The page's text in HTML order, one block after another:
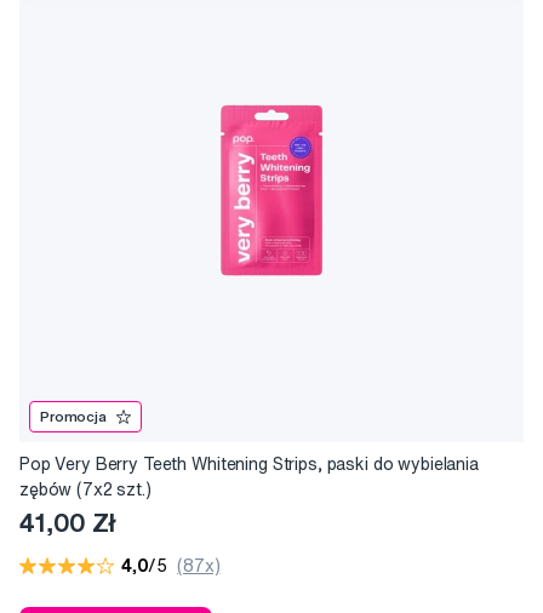
Promocja
Pop Very Berry Teeth Whitening Strips, paski do wybielania
zębów (7x2 szt.)
41,00 Zł
4,0/5 (87x)